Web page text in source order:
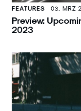
FEATURES 03. MRZ
Preview:
2023